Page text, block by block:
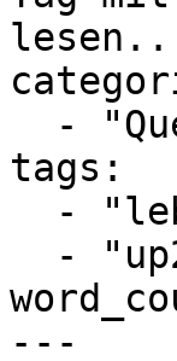
tags:
---